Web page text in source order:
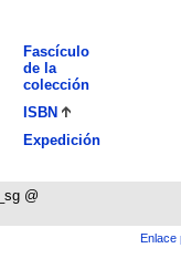
Fascículo
de la
colección
ISBN
Expedición
@
Enlace